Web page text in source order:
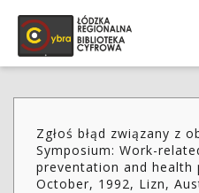
Zgłoś błąd związany z
Symposium: Work-
preventation and health
October, 1992, Lizn,